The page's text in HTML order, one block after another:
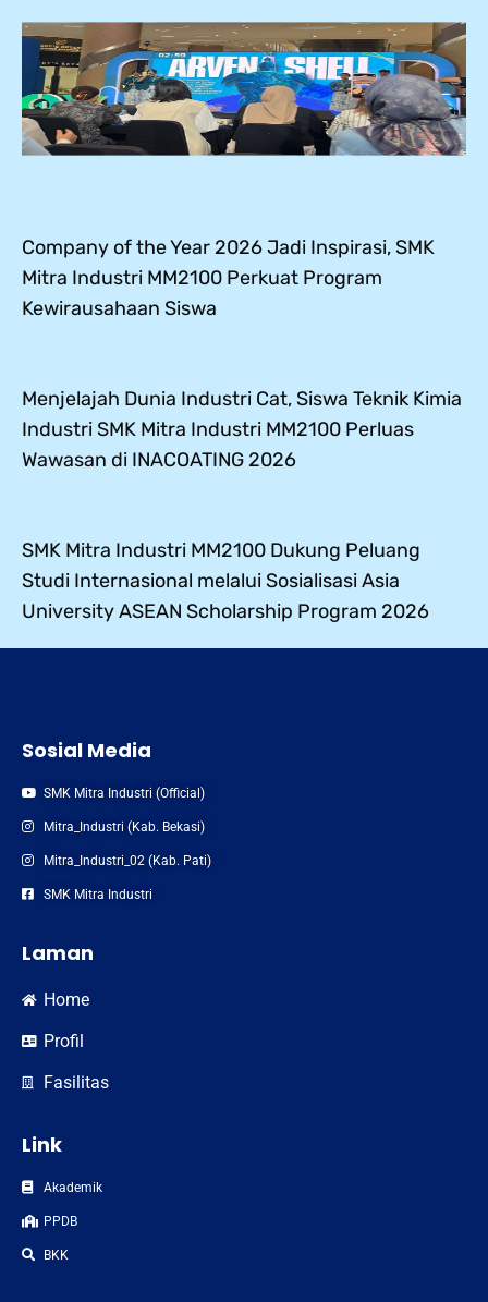
Company of the Year 2026 Jadi Inspirasi, SMK
Mitra Industri MM2100 Perkuat Program
Kewirausahaan Siswa
Menjelajah Dunia Industri Cat, Siswa Teknik Kimia
Industri SMK Mitra Industri MM2100 Perluas
Wawasan di INACOATING 2026
SMK Mitra Industri MM2100 Dukung Peluang
Studi Internasional melalui Sosialisasi Asia
University ASEAN Scholarship Program 2026
Sosial Media
SMK Mitra Industri (Official)
Mitra_Industri (Kab. Bekasi)
Mitra_Industri_02 (Kab. Pati)
SMK Mitra Industri
Laman
Home
Profil
Fasilitas
Link
Akademik
PPDB
BKK